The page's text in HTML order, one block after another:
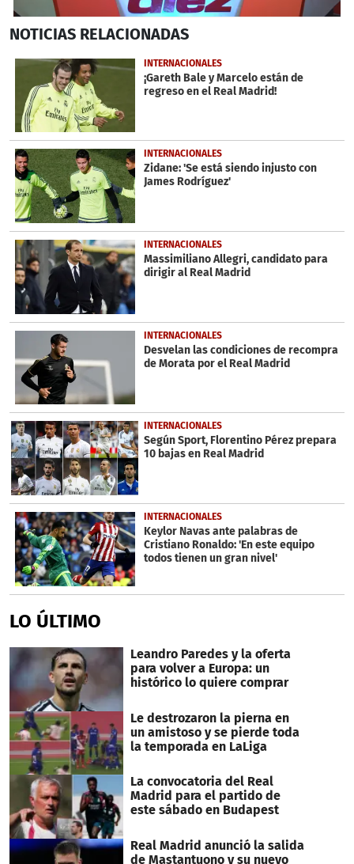
seconds
9
minutes,
seconds
NOTICIAS RELACIONADAS
INTERNACIONALES
¡Gareth Bale y Marcelo están de
regreso en el Real Madrid!
INTERNACIONALES
Zidane: 'Se está siendo injusto con
James Rodríguez'
INTERNACIONALES
Massimiliano Allegri, candidato para
dirigir al Real Madrid
INTERNACIONALES
Desvelan las condiciones de recompra
de Morata por el Real Madrid
INTERNACIONALES
Según Sport, Florentino Pérez prepara
10 bajas en Real Madrid
INTERNACIONALES
Keylor Navas ante palabras de
Cristiano Ronaldo: 'En este equipo
todos tienen un gran nivel'
LO ÚLTIMO
Leandro Paredes y la oferta
para volver a Europa: un
histórico lo quiere comprar
Le destrozaron la pierna en
un amistoso y se pierde toda
la temporada en LaLiga
La convocatoria del Real
Madrid para el partido de
este sábado en Budapest
Real Madrid anunció la salida
de Mastantuono y su nuevo